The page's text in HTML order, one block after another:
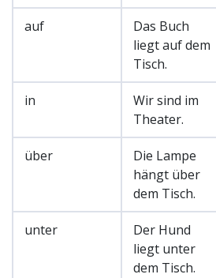
auf
Das Buch
liegt auf dem
Tisch.
in
Wir sind im
Theater.
über
Die Lampe
hängt über
dem Tisch.
unter
Der Hund
liegt unter
dem Tisch.